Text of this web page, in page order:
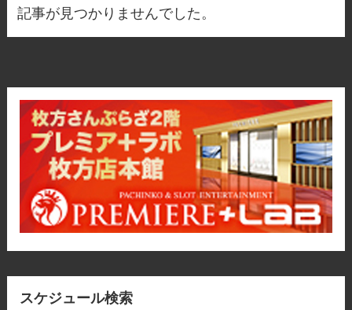
記事が見つかりませんでした。
スケジュール検索